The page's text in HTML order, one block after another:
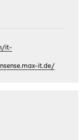
it-
it.de/